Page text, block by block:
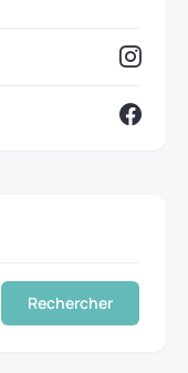
Rechercher